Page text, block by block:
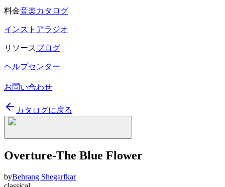
料金音楽カタログ
インストアラジオ
リソースブログ
ヘルプセンター
お問い合わせ
カタログに戻る
Overture-The Blue Flower
byBehrang Shegarfkar